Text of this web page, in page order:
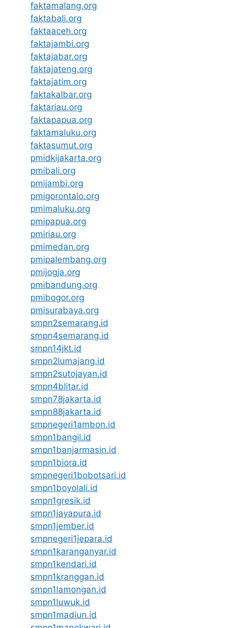
faktamalang.org
faktabali.org
faktaaceh.org
faktajambi.org
faktajabar.org
faktajateng.org
faktajatim.org
faktakalbar.org
faktariau.org
faktapapua.org
faktamaluku.org
faktasumut.org
pmidkijakarta.org
pmibali.org
pmijambi.org
pmigorontalo.org
pmimaluku.org
pmipapua.org
pmiriau.org
pmimedan.org
pmipalembang.org
pmijogja.org
pmibandung.org
pmibogor.org
pmisurabaya.org
smpn2semarang.id
smpn4semarang.id
smpn14jkt.id
smpn2lumajang.id
smpn2sutojayan.id
smpn4blitar.id
smpn78jakarta.id
smpn88jakarta.id
smpnegeri1ambon.id
smpn1bangil.id
smpn1banjarmasin.id
smpn1biora.id
smpnegeri1bobotsari.id
smpn1boyolali.id
smpn1gresik.id
smpn1jayapura.id
smpn1jember.id
smpnegeri1jepara.id
smpn1karanganyar.id
smpn1kendari.id
smpn1kranggan.id
smpn1lamongan.id
smpn1luwuk.id
smpn1madiun.id